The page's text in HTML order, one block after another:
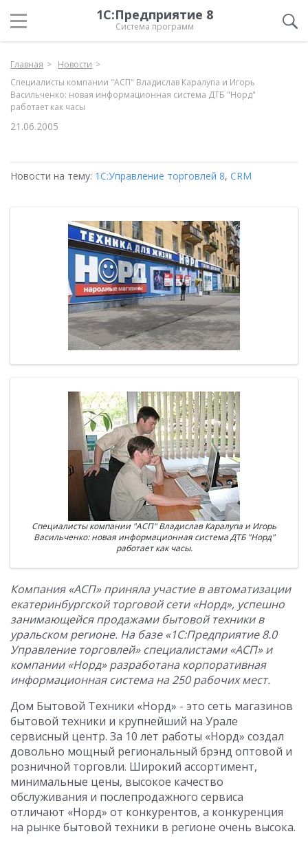
1С:Предприятие 8
Система программ
Главная
Новости
Специалисты компании "АСП" Владислав Каралупа и Игорь
Васильченко: новая информационная система ДТБ "Норд"
работает как часы
21.06.2005
Новости на тему: 1С:Управление торговлей 8, CRM
Специалисты компании "АСП" Владислав Каралупа и Игорь
Васильченко: новая информационная система ДТБ "Норд"
работает как часы.
Компания «АСП» приняла участие в автоматизации
екатеринбургской торговой сети «Норд», успешно
занимающейся продажами бытовой техники в
уральском регионе. На базе «1С:Предприятие 8.0
Управление торговлей» специалистами «АСП» и
компании «Норд» разработана корпоративная
информационная система на 250 рабочих мест.
Дом Бытовой Техники «Норд» - это сеть магазинов
бытовой техники и крупнейший на Урале
сервисный центр. За 10 лет работы «Норд» создал
довольно мощный региональный брэнд оптовой и
розничной торговли. Широкий ассортимент,
минимальные цены, высокое качество
обслуживания и послепродажного сервиса
отличают «Норд» от конкурентов, а конкуренция
на рынке бытовой техники в регионе очень высока.